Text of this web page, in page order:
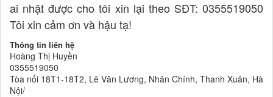
ai nhặt được cho tôi xin lại theo SĐT: 0355519050
Tôi xin cảm ơn và hậu tạ!
Thông tin liên hệ
Hoàng Thị Huyền
0355519050
Tòa nối 18T1-18T2, Lê Văn Lương, Nhân Chính, Thanh Xuân, Hà
Nội/